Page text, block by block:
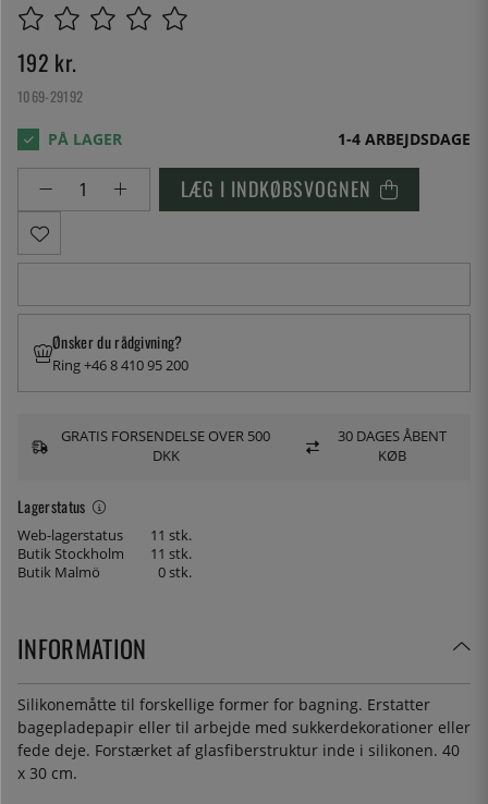
192 kr.
1069-29192
1-4 ARBEJDSDAGE
LÆG I INDKØBSVOGNEN
Lagerstatus
Web-lagerstatus
11 stk.
Butik Stockholm
11 stk.
Butik Malmö
0 stk.
Ønsker du rådgivning?
Ring +46 8 410 95 200
GRATIS FORSENDELSE OVER 500
DKK
30 DAGES ÅBENT
KØB
INFORMATION
Silikonemåtte til forskellige former for bagning. Erstatter
bagepladepapir eller til arbejde med sukkerdekorationer eller
fede deje. Forstærket af glasfiberstruktur inde i silikonen. 40
x 30 cm.